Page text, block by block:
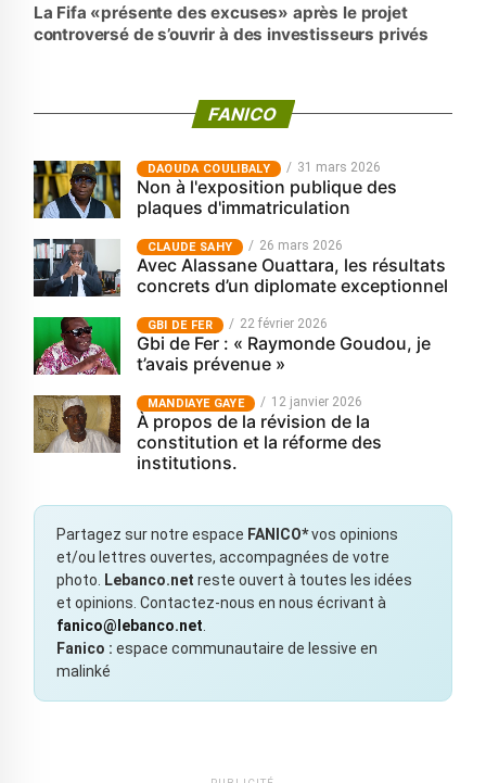
La Fifa «présente des excuses» après le projet
controversé de s’ouvrir à des investisseurs privés
FANICO
‎DAOUDA COULIBALY 31 mars 2026
Non à l'exposition publique des
plaques d'immatriculation
CLAUDE SAHY 26 mars 2026
Avec Alassane Ouattara, les résultats
concrets d’un diplomate exceptionnel
GBI DE FER 22 février 2026
Gbi de Fer : « Raymonde Goudou, je
t’avais prévenue »
MANDIAYE GAYE 12 janvier 2026
À propos de la révision de la
constitution et la réforme des
institutions.
Partagez sur notre espace FANICO*vos opinions
et/ou lettres ouvertes, accompagnées de votre
photo.
Lebanco.net reste ouvert à toutes les idées
et opinions. Contactez-nous en nous écrivant à
fanico@lebanco.net
Fanico : espace communautaire de lessive en
malinké